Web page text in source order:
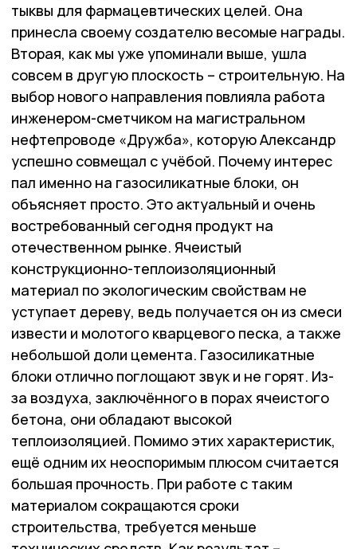
тыквы для фармацевтических целей. Она
принесла своему создателю весомые награды.
Вторая, как мы уже упоминали выше, ушла
совсем в другую плоскость – строительную. На
выбор нового направления повлияла работа
инженером-сметчиком на магистральном
нефтепроводе «Дружба», которую Александр
успешно совмещал с учёбой. Почему интерес
пал именно на газосиликатные блоки, он
объясняет просто. Это актуальный и очень
востребованный сегодня продукт на
отечественном рынке. Ячеистый
конструкционно-теплоизоляционный
материал по экологическим свойствам не
уступает дереву, ведь получается он из смеси
извести и молотого кварцевого песка, а также
небольшой доли цемента. Газосиликатные
блоки отлично поглощают звук и не горят. Из-
за воздуха, заключённого в порах ячеистого
бетона, они обладают высокой
теплоизоляцией. Помимо этих характеристик,
ещё одним их неоспоримым плюсом считается
большая прочность. При работе с таким
материалом сокращаются сроки
строительства, требуется меньше